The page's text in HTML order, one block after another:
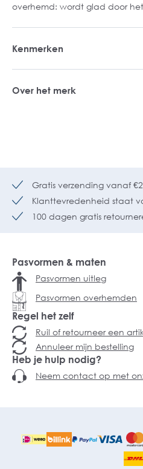
overhemd: wordt glad door
Kenmerken
Over het merk
Gratis verzending vanaf
Klanttevredenheid staat
100 dagen gratis
Pasvormen & maten
Pasvormen uitleg
Pasvormen overhemden
Regel het zelf
Ruil of retourneer een
Annuleer mijn bestelling
Heb je hulp nodig?
Neem contact op met